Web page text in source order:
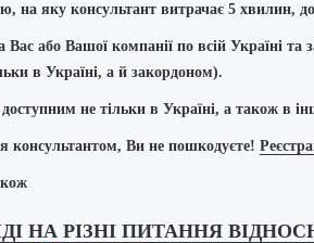
на яку консультант витрачає 5 хвилин,
Вас або Вашої компанії по всій Україні та
в Україні, а й закордоном).
доступним не тільки в Україні, а також в
консультантом, Ви не пошкодуєте!
НА РІЗНІ ПИТАННЯ